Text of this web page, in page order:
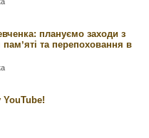
плануємо заходи з
та перепоховання в
YouTube!